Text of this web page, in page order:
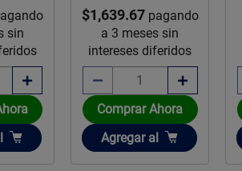
sin
$1,639.67pagando
a 3 meses sin
intereses diferidos
Comprar Ahora
Añadir
Agregar al